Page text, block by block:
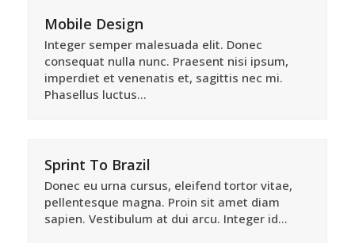
Mobile Design
Integer semper malesuada elit. Donec
consequat nulla nunc. Praesent nisi ipsum,
imperdiet et venenatis et, sagittis nec mi.
Phasellus luctus…
Sprint To Brazil
Donec eu urna cursus, eleifend tortor vitae,
pellentesque magna. Proin sit amet diam
sapien. Vestibulum at dui arcu. Integer id…